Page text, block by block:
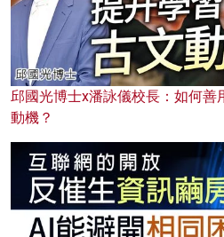
邱國光博士x潘詠儀校長：如何善
動機？